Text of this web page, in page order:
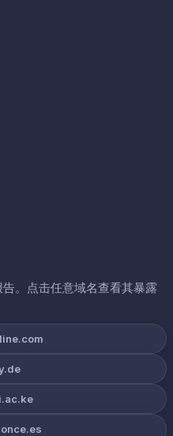
。点击任意域名查看其暴露